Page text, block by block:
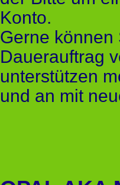
Konto.
Gerne
Dauerauftrag
unterstützen
und an mit